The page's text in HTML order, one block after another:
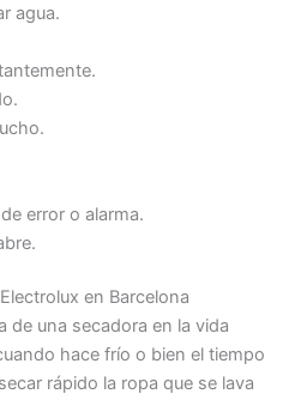
agua.
error o alarma.
en Barcelona
de una secadora en la vida
hace frío o bien el tiempo
rápido la ropa que se lava